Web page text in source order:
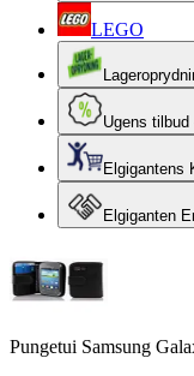
LEGO
Ugens
Elgigantens
Elgiganten
Pungetui Samsung